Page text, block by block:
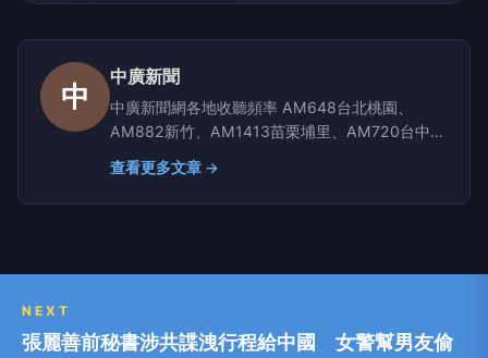
中
中廣新聞
中廣新聞網各地收聽頻率 AM648台北桃園、
AM882新竹、AM1413苗栗埔里、AM720台中彰
化南投、AM1350嘉義雲林、AM1296台南、
AM864高雄屏東、AM630宜蘭、AM819台東、
AM855花蓮、AM1116玉里
查看更多文章 →
NEXT
張麗善前秘書涉共諜洩行程給中國 女警幫男友偷